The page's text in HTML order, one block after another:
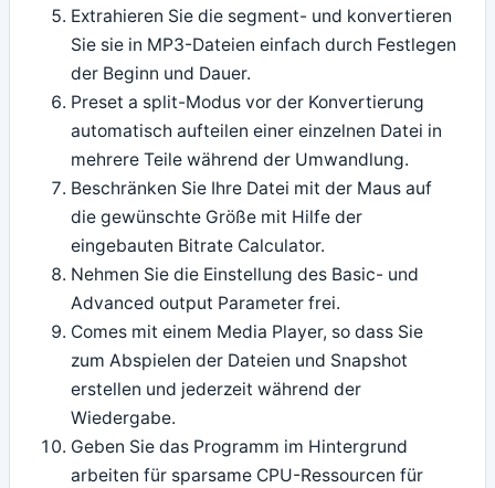
Extrahieren Sie die segment- und konvertieren
Sie sie in MP3-Dateien einfach durch Festlegen
der Beginn und Dauer.
Preset a split-Modus vor der Konvertierung
automatisch aufteilen einer einzelnen Datei in
mehrere Teile während der Umwandlung.
Beschränken Sie Ihre Datei mit der Maus auf
die gewünschte Größe mit Hilfe der
eingebauten Bitrate Calculator.
Nehmen Sie die Einstellung des Basic- und
Advanced output Parameter frei.
Comes mit einem Media Player, so dass Sie
zum Abspielen der Dateien und Snapshot
erstellen und jederzeit während der
Wiedergabe.
Geben Sie das Programm im Hintergrund
arbeiten für sparsame CPU-Ressourcen für